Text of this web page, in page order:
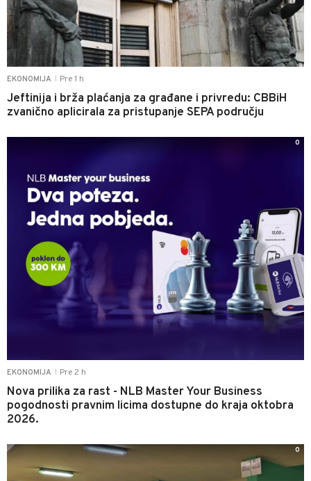
EKONOMIJA Pre 1 h
Jeftinija i brža plaćanja za građane i privredu: CBBiH
zvanično aplicirala za pristupanje SEPA području
EKONOMIJA Pre 2 h
Nova prilika za rast - NLB Master Your Business
pogodnosti pravnim licima dostupne do kraja oktobra
2026.
0
0